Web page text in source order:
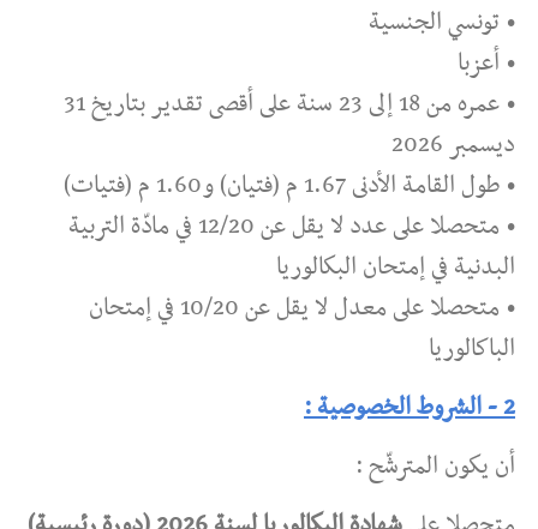
• تونسي الجنسية
• أعزبا
• عمره من 18 إلى 23 سنة على أقصى تقدير بتاريخ 31
ديسمبر 2026
• طول القامة الأدنى 1.67 م (فتيان) و1.60 م (فتيات)
• متحصلا على عدد لا يقل عن 12/20 في مادّة التربية
البدنية في إمتحان البكالوريا
• متحصلا على معدل لا يقل عن 10/20 في إمتحان
الباكالوريا
2 - الشروط الخصوصية :
أن يكون المترشّح :